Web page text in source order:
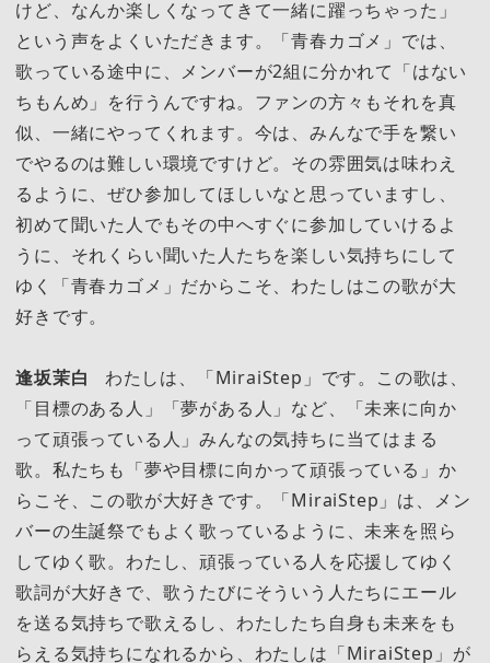
けど、なんか楽しくなってきて一緒に躍っちゃった」
という声をよくいただきます。「青春カゴメ」では、
歌っている途中に、メンバーが2組に分かれて「はない
ちもんめ」を行うんですね。ファンの方々もそれを真
似、一緒にやってくれます。今は、みんなで手を繋い
でやるのは難しい環境ですけど。その雰囲気は味わえ
るように、ぜひ参加してほしいなと思っていますし、
初めて聞いた人でもその中へすぐに参加していけるよ
うに、それくらい聞いた人たちを楽しい気持ちにして
ゆく「青春カゴメ」だからこそ、わたしはこの歌が大
好きです。
逢坂茉白
わたしは、「MiraiStep」です。この歌は、
「目標のある人」「夢がある人」など、「未来に向か
って頑張っている人」みんなの気持ちに当てはまる
歌。私たちも「夢や目標に向かって頑張っている」か
らこそ、この歌が大好きです。「MiraiStep」は、メン
バーの生誕祭でもよく歌っているように、未来を照ら
してゆく歌。わたし、頑張っている人を応援してゆく
歌詞が大好きで、歌うたびにそういう人たちにエール
を送る気持ちで歌えるし、わたしたち自身も未来をも
らえる気持ちになれるから、わたしは「MiraiStep」が